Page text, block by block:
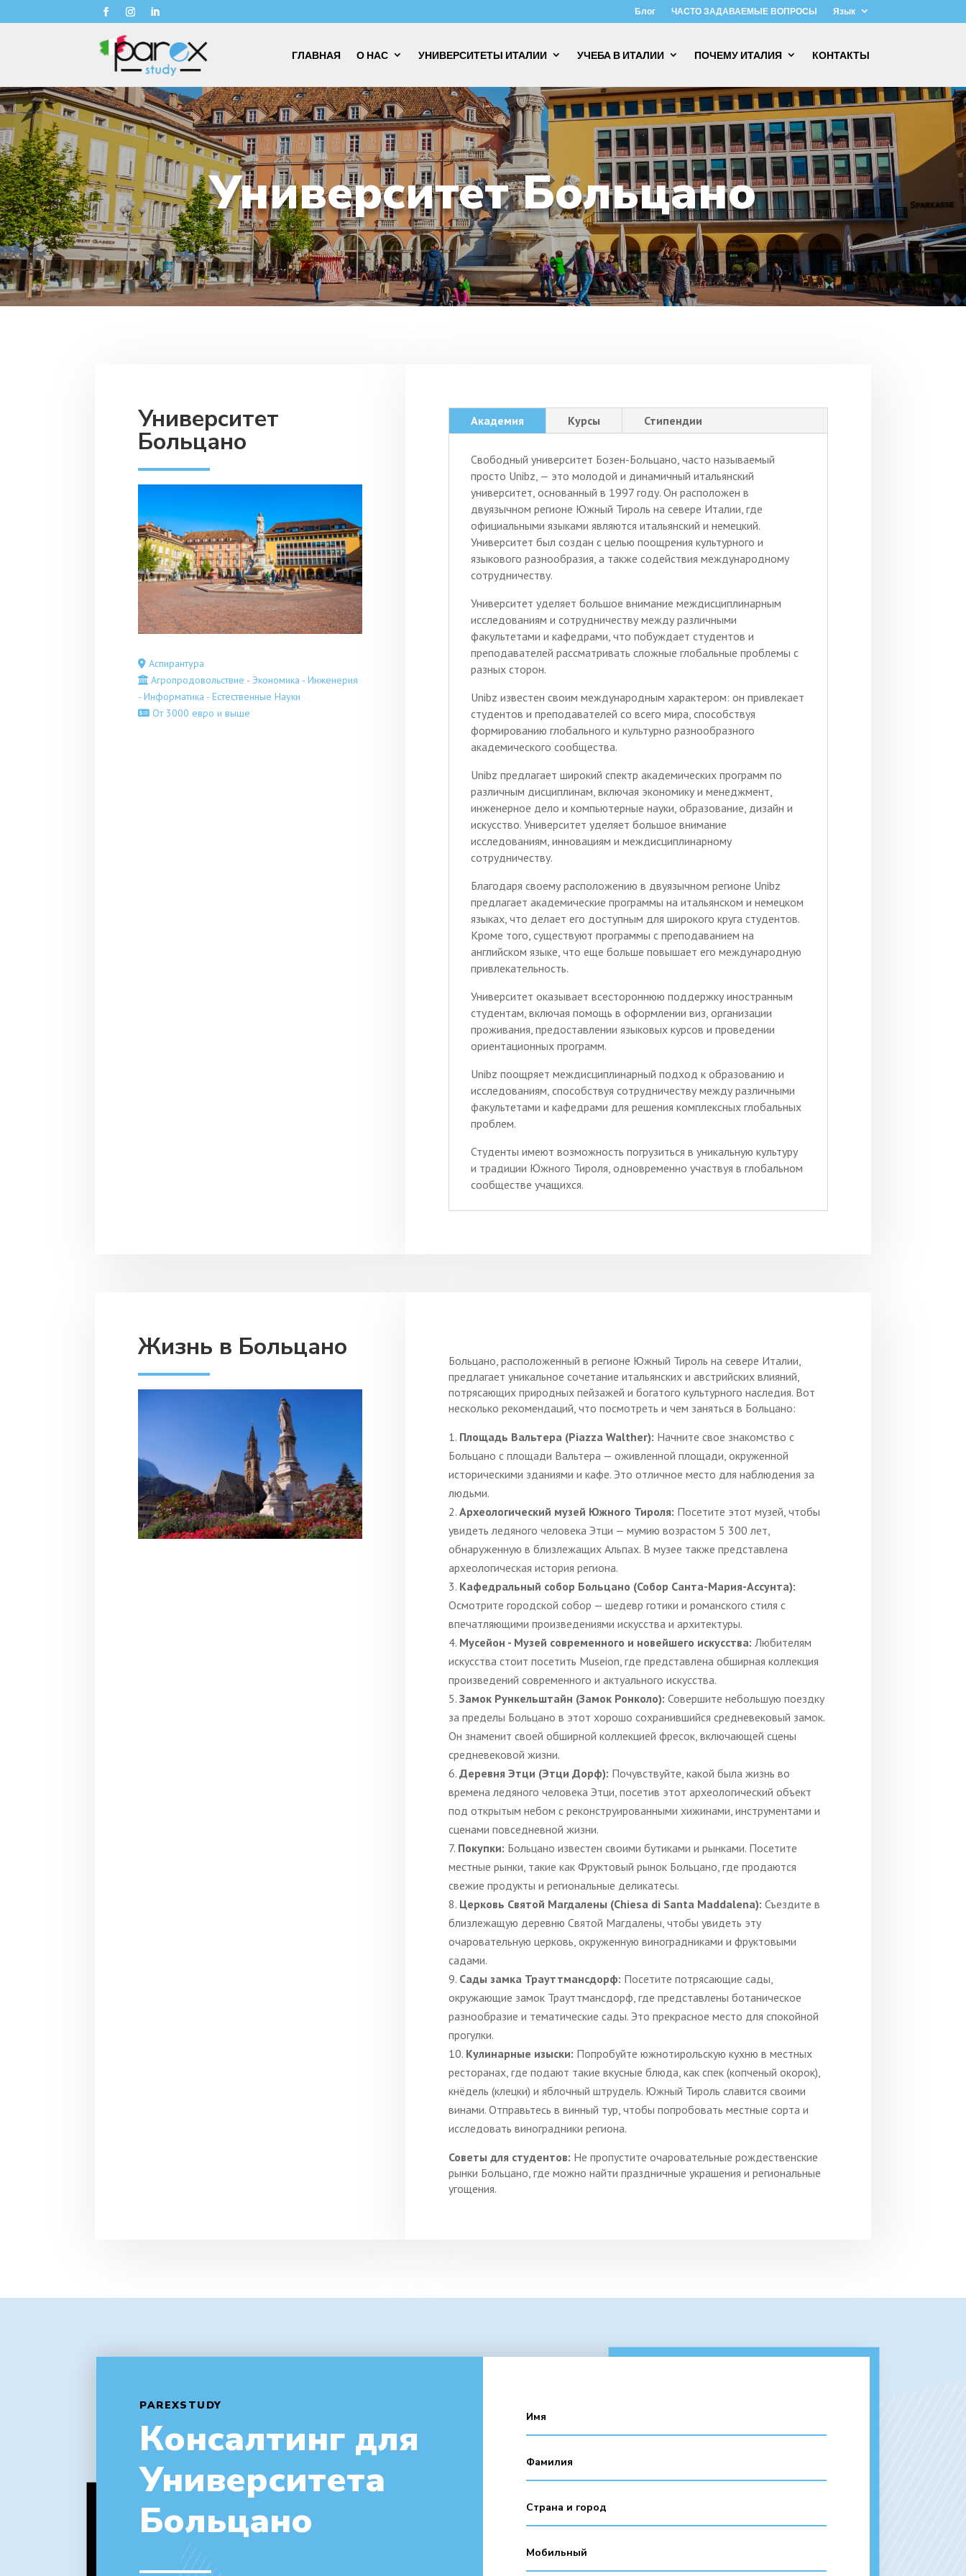
Блог ЧАСТО ЗАДАВАЕМЫЕ ВОПРОСЫ Язык
ГЛАВНАЯ О НАС УНИВЕРСИТЕТЫ ИТАЛИИ УЧЕБА В ИТАЛИИ ПОЧЕМУ ИТАЛИЯ КОНТАКТЫ
Университет Больцано
Университет
Больцано
Аспирантура
Агропродовольствие - Экономика - Инженерия
- Информатика - Естественные Науки
От 3000 евро и выше
Академия Курсы Стипендии
Свободный университет Бозен-Больцано, часто называемый
просто Unibz, — это молодой и динамичный итальянский
университет, основанный в 1997 году. Он расположен в
двуязычном регионе Южный Тироль на севере Италии, где
официальными языками являются итальянский и немецкий.
Университет был создан с целью поощрения культурного и
языкового разнообразия, а также содействия международному
сотрудничеству.
Университет уделяет большое внимание междисциплинарным
исследованиям и сотрудничеству между различными
факультетами и кафедрами, что побуждает студентов и
преподавателей рассматривать сложные глобальные проблемы с
разных сторон.
Unibz известен своим международным характером: он привлекает
студентов и преподавателей со всего мира, способствуя
формированию глобального и культурно разнообразного
академического сообщества.
Unibz предлагает широкий спектр академических программ по
различным дисциплинам, включая экономику и менеджмент,
инженерное дело и компьютерные науки, образование, дизайн и
искусство. Университет уделяет большое внимание
исследованиям, инновациям и междисциплинарному
сотрудничеству.
Благодаря своему расположению в двуязычном регионе Unibz
предлагает академические программы на итальянском и немецком
языках, что делает его доступным для широкого круга студентов.
Кроме того, существуют программы с преподаванием на
английском языке, что еще больше повышает его международную
привлекательность.
Университет оказывает всестороннюю поддержку иностранным
студентам, включая помощь в оформлении виз, организации
проживания, предоставлении языковых курсов и проведении
ориентационных программ.
Unibz поощряет междисциплинарный подход к образованию и
исследованиям, способствуя сотрудничеству между различными
факультетами и кафедрами для решения комплексных глобальных
проблем.
Студенты имеют возможность погрузиться в уникальную культуру
и традиции Южного Тироля, одновременно участвуя в глобальном
сообществе учащихся.
Жизнь в Больцано
Больцано, расположенный в регионе Южный Тироль на севере Италии,
предлагает уникальное сочетание итальянских и австрийских влияний,
потрясающих природных пейзажей и богатого культурного наследия. Вот
несколько рекомендаций, что посмотреть и чем заняться в Больцано:
Площадь Вальтера (Piazza Walther): Начните свое знакомство с
Больцано с площади Вальтера — оживленной площади, окруженной
историческими зданиями и кафе. Это отличное место для наблюдения за
людьми.
Археологический музей Южного Тироля: Посетите этот музей, чтобы
увидеть ледяного человека Этци — мумию возрастом 5 300 лет,
обнаруженную в близлежащих Альпах. В музее также представлена
археологическая история региона.
Кафедральный собор Больцано (Собор Санта-Мария-Ассунта):
Осмотрите городской собор — шедевр готики и романского стиля с
впечатляющими произведениями искусства и архитектуры.
Мусейон - Музей современного и новейшего искусства: Любителям
искусства стоит посетить Museion, где представлена обширная коллекция
произведений современного и актуального искусства.
Замок Рункельштайн (Замок Ронколо): Совершите небольшую поездку
за пределы Больцано в этот хорошо сохранившийся средневековый замок.
Он знаменит своей обширной коллекцией фресок, включающей сцены
средневековой жизни.
Деревня Этци (Этци Дорф): Почувствуйте, какой была жизнь во
времена ледяного человека Этци, посетив этот археологический объект
под открытым небом с реконструированными хижинами, инструментами и
сценами повседневной жизни.
Покупки: Больцано известен своими бутиками и рынками. Посетите
местные рынки, такие как Фруктовый рынок Больцано, где продаются
свежие продукты и региональные деликатесы.
Церковь Святой Магдалены (Chiesa di Santa Maddalena): Съездите в
близлежащую деревню Святой Магдалены, чтобы увидеть эту
очаровательную церковь, окруженную виноградниками и фруктовыми
садами.
Сады замка Трауттмансдорф: Посетите потрясающие сады,
окружающие замок Трауттмансдорф, где представлены ботаническое
разнообразие и тематические сады. Это прекрасное место для спокойной
прогулки.
Кулинарные изыски: Попробуйте южнотирольскую кухню в местных
ресторанах, где подают такие вкусные блюда, как спек (копченый окорок),
кнёдель (клецки) и яблочный штрудель. Южный Тироль славится своими
винами. Отправьтесь в винный тур, чтобы попробовать местные сорта и
исследовать виноградники региона.
Советы для студентов: Не пропустите очаровательные рождественские
рынки Больцано, где можно найти праздничные украшения и региональные
угощения.
PAREXSTUDY
Консалтинг для
Университета
Больцано